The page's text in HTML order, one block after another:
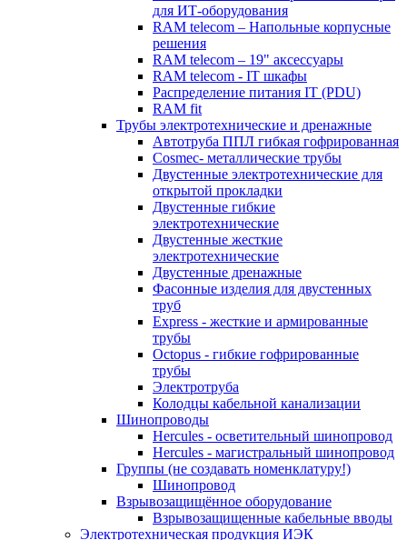
для ИТ-оборудования
RAM telecom – Напольные корпусные
решения
RAM telecom – 19" аксессуары
RAM telecom - IT шкафы
Распределение питания IT (PDU)
RAM fit
Трубы электротехнические и дренажные
Автотруба ППЛ гибкая гофрированная
Cosmec- металлические трубы
Двустенные электротехнические для
открытой прокладки
Двустенные гибкие
электротехнические
Двустенные жесткие
электротехнические
Двустенные дренажные
Фасонные изделия для двустенных
труб
Express - жесткие и армированные
трубы
Octopus - гибкие гофрированные
трубы
Электротруба
Колодцы кабельной канализации
Шинопроводы
Hercules - осветительный шинопровод
Hercules - магистральный шинопровод
Группы (не создавать номенклатуру!)
Шинопровод
Взрывозащищённое оборудование
Взрывозащищенные кабельные вводы
Электротехническая продукция ИЭК